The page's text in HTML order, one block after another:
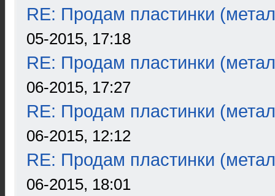
RE: Продам пластинки
05-2015, 17:18
RE: Продам пластинки
06-2015, 17:27
RE: Продам пластинки
06-2015, 12:12
RE: Продам пластинки
06-2015, 18:01